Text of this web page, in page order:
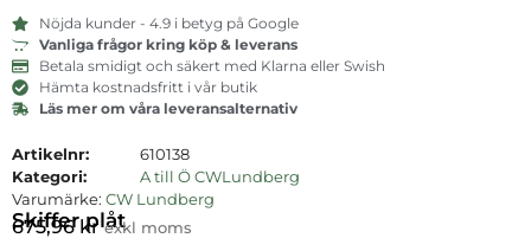
Nöjda kunder - 4.9 i betyg på Google
Vanliga frågor kring köp & leverans
Betala smidigt och säkert med Klarna eller Swish
Hämta kostnadsfritt i vår butik
Läs mer om våra leveransalternativ
Artikelnr:
610138
Kategori:
A till Ö CWLundberg
Varumärke: CW Lundberg
Skiffer plåt
675,96kr exkl moms